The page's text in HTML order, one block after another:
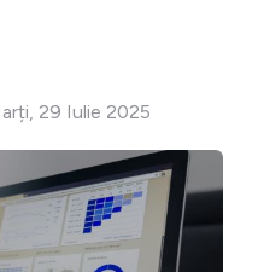
29 Iulie 2025